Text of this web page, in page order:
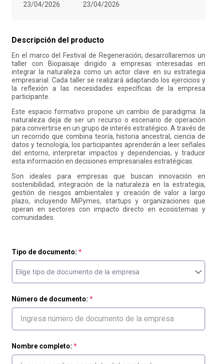
23/04/2026
23/04/2026
Descripción del producto
En el marco del Festival de Regeneración, desarrollaremos un
taller con Biopaisaje dirigido a empresas interesadas en
integrar la naturaleza como un actor clave en su estrategia
empresarial. Cada taller se realizará adaptando los ejercicios y
la reflexión a las necesidades específicas de la empresa
participante.
Este espacio formativo propone un cambio de paradigma: la
naturaleza deja de ser un recurso o escenario de operación
para convertirse en un grupo de interés estratégico. A través de
un recorrido que combina teoría, historia ancestral, ciencia de
datos y tecnología, los participantes aprenderán a leer señales
del entorno, interpretar impactos y dependencias, y traducir
esta información en decisiones empresariales estratégicas.
Son ideales para empresas que buscan innovación en
sostenibilidad, integración de la naturaleza en la estrategia,
gestión de riesgos ambientales y creación de valor a largo
plazo, incluyendo MiPymes, startups y organizaciones que
operan en sectores con impacto directo en ecosistemas y
comunidades.
Tipo de documento:
Número de documento:
Nombre completo: